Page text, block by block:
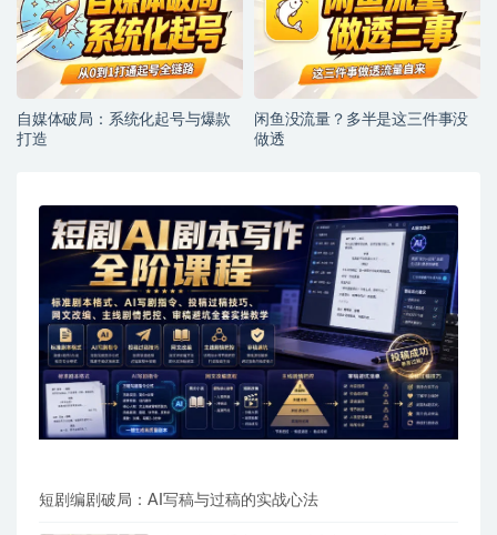
自媒体破局：系统化起号与爆款
打造
闲鱼没流量？多半是这三件事没
做透
短剧编剧破局：AI写稿与过稿的实战心法